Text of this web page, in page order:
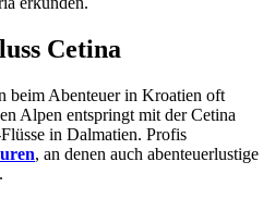
Cetina
beim Abenteuer in Kroatien oft
Alpen entspringt mit der Cetina
in Dalmatien. Profis
, an denen auch abenteuerlustige